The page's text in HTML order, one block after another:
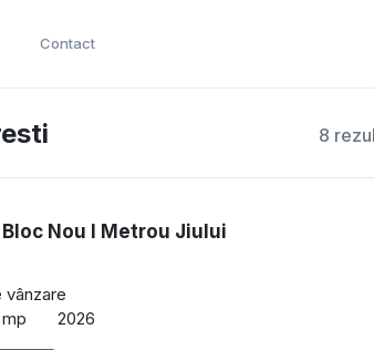
Contact
8
Nou I Metrou Jiului
vânzare
2026